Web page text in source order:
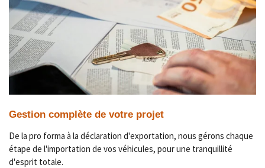
Gestion complète de votre projet
De la pro forma à la déclaration d'exportation, nous gérons chaque
étape de l'importation de vos véhicules, pour une tranquillité
d'esprit totale.